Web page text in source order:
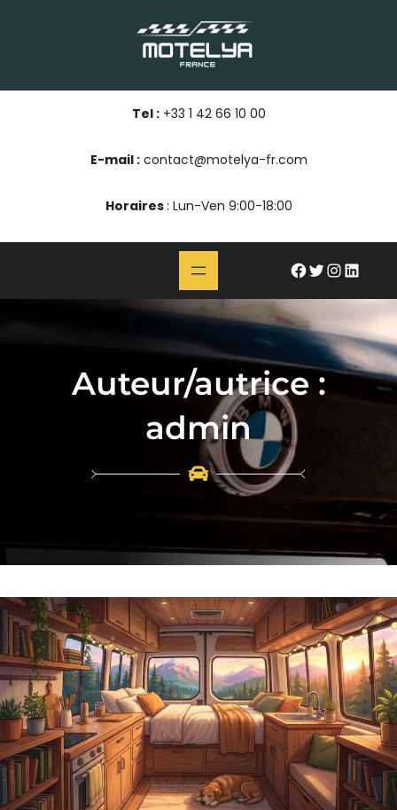
Tel :+33 1 42 66 10 00
E-mail :contact@motelya-fr.com
Horaires: Lun-Ven 9:00-18:00
#Twitter InstagramLinkedIn
Auteur/autrice :
admin